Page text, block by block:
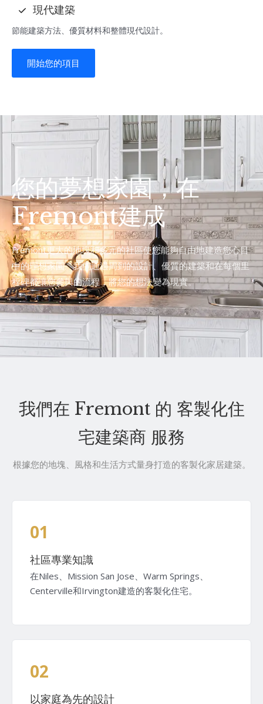
現代建築
節能建築方法、優質材料和整體現代設計。
開始您的項目
您的夢想家園，在
Fremont建成
Fremont更大的地塊和多元的社區使您能夠自由地建造您心目
中的理想家園。我們通過周到的設計、優質的建築和在每個里
程碑都讓您參與的流程，將您的想法變為現實。
我們在 Fremont 的 客製化住
宅建築商 服務
根據您的地塊、風格和生活方式量身打造的客製化家居建築。
01
社區專業知識
在Niles、Mission San Jose、Warm Springs、
Centerville和Irvington建造的客製化住宅。
02
以家庭為先的設計